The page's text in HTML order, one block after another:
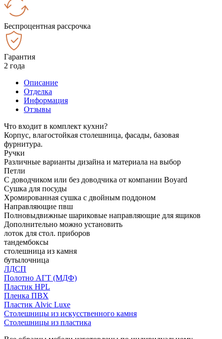
Беспроцентная рассрочка
Гарантия
2 года
Описание
Отделка
Информация
Отзывы
Что входит в комплект кухни?
Корпус, влагостойкая столешница, фасады, базовая
фурнитура.
Ручки
Различные варианты дизайна и материала на выбор
Петли
С доводчиком или без доводчика от компании Boyard
Сушка для посуды
Хромированная сушка с двойным поддоном
Направляющие пвш
Полновыдвижные шариковые направляющие для ящиков
Дополнительно можно установить
лоток для стол. приборов
тандембоксы
столешница из камня
бутылочница
ЛДСП
Полотно АГТ (МДФ)
Пластик HPL
Пленка ПВХ
Пластик Alvic Luxe
Столешницы из искусственного камня
Столешницы из пластика